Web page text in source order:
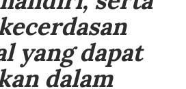
yang dapat
dalam